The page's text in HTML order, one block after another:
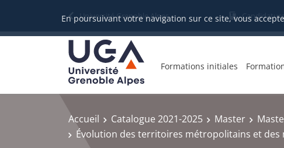
En poursuivant votre navigation sur ce site, vous
Université Grenoble Alpes
Formations initiales
Accueil Catalogue 2021-2025 Master
Évolution des territoires métropolitains et